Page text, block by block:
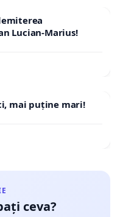
Lucian-Marius!
mai puține mari!
ceva?